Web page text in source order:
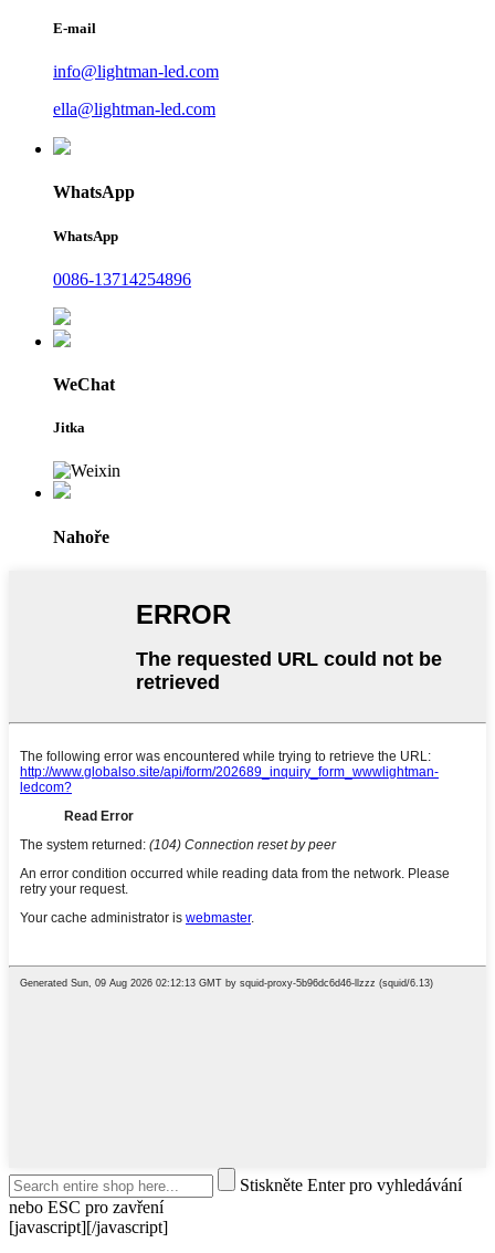
E-mail
info@lightman-led.com
ella@lightman-led.com
WhatsApp
WhatsApp
0086-13714254896
WeChat
Jitka
Nahoře
Stiskněte Enter pro vyhledávání
nebo ESC pro zavření
[javascript][/javascript]